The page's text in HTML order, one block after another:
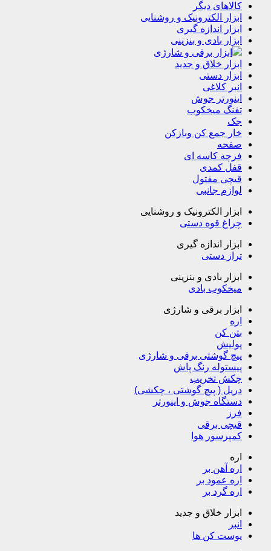
کالاهای دیگر
ابزار الکترونیک و روشنایی
ابزار اندازه گیری
ابزار بادی و بنزینی
ابزار برقی و شارژی
ابزار خلاق و جدید
ابزار دستی
انبر کلاغی
اینورتر جوش
تفنگ میخکوب
جک
خار جمع کن وبازکن
صفحه
فرچه کاسه ای
قفل کمدی
قیچی مفتول
لوازم جانبی
ابزار الکترونیک و روشنایی
چراغ قوه دستی
ابزار اندازه گیری
تراز دستی
ابزار بادی و بنزینی
میخکوب بادی
ابزار برقی و شارژی
اره
بتن کن
پولیش
پیچ گوشتی برقی و شارژی
پیستوله رنگ پاش
چکش تخریب
دریل ( پیچ گوشتی ، چکشی)
دستگاه جوش و اینورتر
فرز
قیچی برقی
کمپرسور هوا
اره
اره آهن بر
اره عمود بر
اره گرد بر
ابزار خلاق و جدید
انبر
پوست کن ها